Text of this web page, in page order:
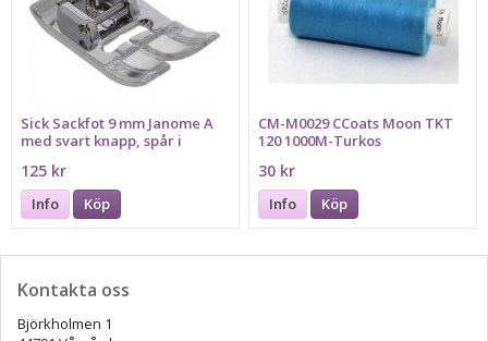
Sick Sackfot 9 mm Janome A
med svart knapp, spår i
125 kr
Info Köp
CM-M0029 CCoats Moon TKT
120 1000M-Turkos
30 kr
Info Köp
Kontakta oss
Björkholmen 1